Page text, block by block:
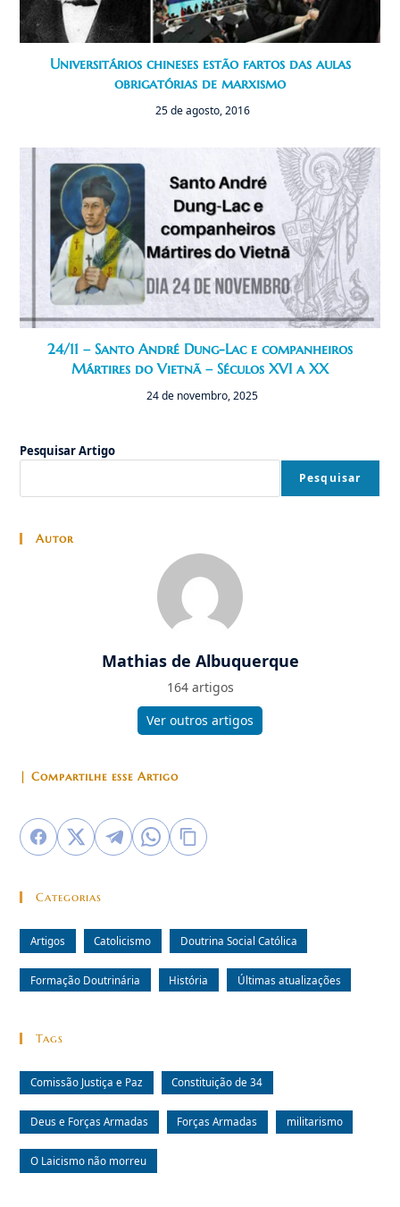
Universitários chineses estão fartos das aulas
obrigatórias de marxismo
25 de agosto, 2016
24/11 – Santo André Dung-Lac e companheiros
Mártires do Vietnã – Séculos XVI a XX
24 de novembro, 2025
Pesquisar Artigo
Pesquisar
Autor
Mathias de Albuquerque
164 artigos
Ver outros artigos
| Compartilhe esse Artigo
Categorias
Artigos Catolicismo Doutrina Social Católica
Formação Doutrinária História Últimas atualizações
Tags
Comissão Justiça e Paz Constituição de 34
Deus e Forças Armadas Forças Armadas militarismo
O Laicismo não morreu